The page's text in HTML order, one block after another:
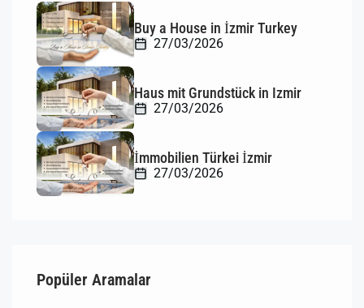
Buy a House in İzmir Turkey
27/03/2026
Haus mit Grundstück in Izmir
27/03/2026
İmmobilien Türkei İzmir
27/03/2026
Popüler Aramalar